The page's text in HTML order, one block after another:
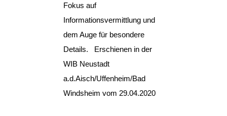
Fokus auf
Informationsvermittlung und
dem Auge für besondere
Details. Erschienen in der
WIB Neustadt
a.d.Aisch/Uffenheim/Bad
Windsheim vom 29.04.2020